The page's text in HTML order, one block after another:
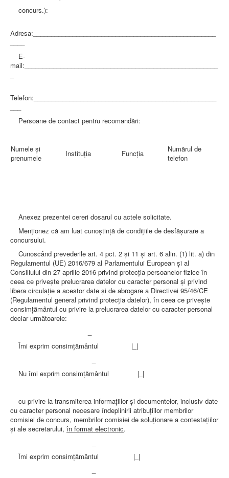
concurs.):
Adresa:___________________________________________________
E-
mail:______________________________________________________
Telefon:___________________________________________________
Persoane de contact pentru recomandări:
Numele şi
prenumele
Instituţia Funcţia
Numărul de
telefon
Anexez prezentei cereri dosarul cu actele solicitate.
Menţionez că am luat cunoştinţă de condiţiile de desfăşurare a
concursului.
Cunoscând prevederile art. 4 pct. 2 şi 11 şi art. 6 alin. (1) lit. a) din
Regulamentul (UE) 2016/679 al Parlamentului European şi al
Consiliului din 27 aprilie 2016 privind protecţia persoanelor fizice în
ceea ce priveşte prelucrarea datelor cu caracter personal şi privind
libera circulaţie a acestor date şi de abrogare a Directivei 95/46/CE
(Regulamentul general privind protecţia datelor), în ceea ce priveşte
consimţământul cu privire la prelucrarea datelor cu caracter personal
declar următoarele:
Îmi exprim consimţământul |_|
Nu îmi exprim consimţământul |_|
cu privire la transmiterea informaţiilor şi documentelor, inclusiv date
cu caracter personal necesare îndeplinirii atribuţiilor membrilor
comisiei de concurs, membrilor comisiei de soluţionare a contestaţiilor
şi ale secretarului, în format electronic.
Îmi exprim consimţământul |_|